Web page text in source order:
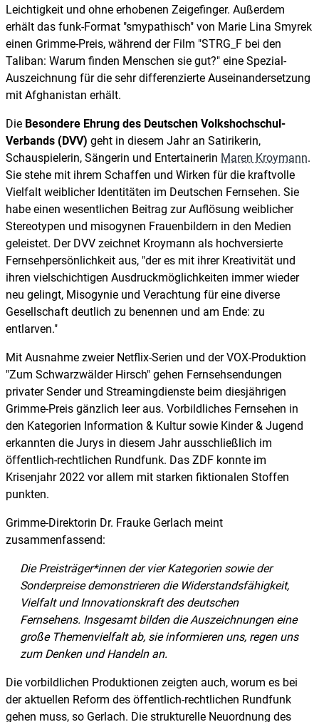
Leichtigkeit und ohne erhobenen Zeigefinger. Außerdem
erhält das funk-Format "smypathisch" von Marie Lina Smyrek
einen Grimme-Preis, während der Film "STRG_F bei den
Taliban: Warum finden Menschen sie gut?" eine Spezial-
Auszeichnung für die sehr differenzierte Auseinandersetzung
mit Afghanistan erhält.
Die Besondere Ehrung des Deutschen Volkshochschul-
Verbands (DVV) geht in diesem Jahr an Satirikerin,
Schauspielerin, Sängerin und Entertainerin Maren Kroymann.
Sie stehe mit ihrem Schaffen und Wirken für die kraftvolle
Vielfalt weiblicher Identitäten im Deutschen Fernsehen. Sie
habe einen wesentlichen Beitrag zur Auflösung weiblicher
Stereotypen und misogynen Frauenbildern in den Medien
geleistet. Der DVV zeichnet Kroymann als hochversierte
Fernsehpersönlichkeit aus, "der es mit ihrer Kreativität und
ihren vielschichtigen Ausdruckmöglichkeiten immer wieder
neu gelingt, Misogynie und Verachtung für eine diverse
Gesellschaft deutlich zu benennen und am Ende: zu
entlarven."
Mit Ausnahme zweier Netflix-Serien und der VOX-Produktion
"Zum Schwarzwälder Hirsch" gehen Fernsehsendungen
privater Sender und Streamingdienste beim diesjährigen
Grimme-Preis gänzlich leer aus. Vorbildliches Fernsehen in
den Kategorien Information & Kultur sowie Kinder & Jugend
erkannten die Jurys in diesem Jahr ausschließlich im
öffentlich-rechtlichen Rundfunk. Das ZDF konnte im
Krisenjahr 2022 vor allem mit starken fiktionalen Stoffen
punkten.
Grimme-Direktorin Dr. Frauke Gerlach meint
zusammenfassend:
Die Preisträger*innen der vier Kategorien sowie der
Sonderpreise demonstrieren die Widerstandsfähigkeit,
Vielfalt und Innovationskraft des deutschen
Fernsehens. Insgesamt bilden die Auszeichnungen eine
große Themenvielfalt ab, sie informieren uns, regen uns
zum Denken und Handeln an.
Die vorbildlichen Produktionen zeigten auch, worum es bei
der aktuellen Reform des öffentlich-rechtlichen Rundfunk
gehen muss, so Gerlach. Die strukturelle Neuordnung des